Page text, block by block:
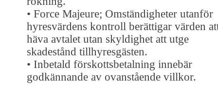
• Force Majeure; Omständigheter utanför
hyresvärdens kontroll berättigar värden
häva avtalet utan skyldighet att utge
skadestånd tillhyresgästen.
• Inbetald förskottsbetalning innebär
godkännande av ovanstående villkor.